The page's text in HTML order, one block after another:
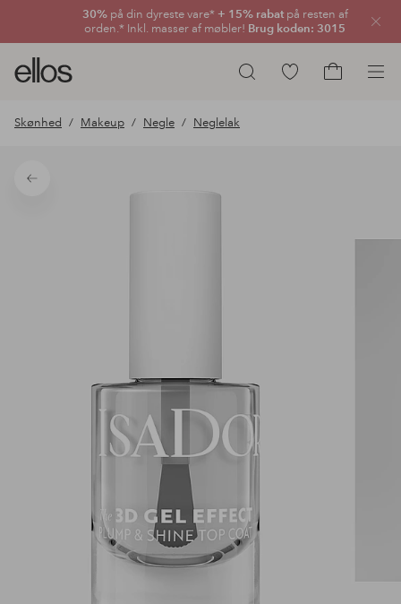
30% på din dyreste vare* + 15% rabatpå resten af
orden.* Inkl. masser af møbler! Brug koden: 3015 Luk
Søg
Ellos
logo
gå
forsiden
Gå
Skønhed Makeup Negle Neglelak
Tilbage